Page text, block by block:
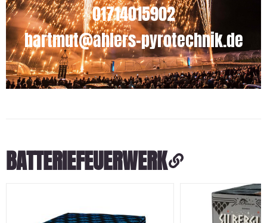
01714015902
hartmut@ahlers-pyrotechnik.de
BATTERIEFEUERWERK